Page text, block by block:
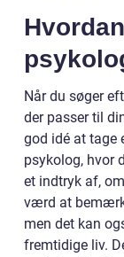
Når du søger
der passer til
god idé at tage
psykolog, hvor
et indtryk af,
værd at
men det kan
fremtidige liv.